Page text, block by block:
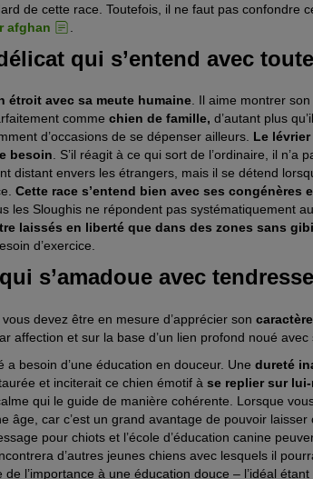
de cette race. Toutefois, il ne faut pas confondre
afghan
qui s’entend avec
étroit avec sa meute humaine. Il aime montrer
comme chien de famille, d’autant plus
d’occasions de se dépenser ailleurs. Le
besoin. S’il réagit à ce qui sort de l’ordinaire, il n’a
distant envers les étrangers, mais il se détend
Cette race s’entend bien avec ses congénères
les Sloughis ne répondent pas systématiquement
laissés en liberté que dans des zones sans
d’exercice.
s’amadoue avec tendresse
devez être en mesure d’apprécier son
affection et sur la base d’un lien profond noué avec
besoin d’une éducation en douceur. Une dureté
et inciterait ce chien émotif à se replier sur lui-
qui le guide de manière cohérente. Lorsque
âge, car c’est un grand avantage de pouvoir
pour chiots et l’école d’éducation canine
d’autres jeunes chiens avec lesquels il
l’importance à une éducation douce – l’idéal